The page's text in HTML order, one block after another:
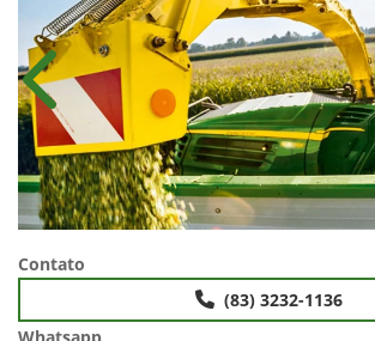
Anterior
Contato
(83) 3232-1136